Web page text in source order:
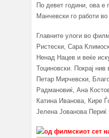
По девет години, ова
Манчевски го работи
Главните улоги во
Ристески, Сара
Ненад Нацев и веќе
Тоциновски. Покрај
Петар Мирчевски,
Радмановиќ, Ана
Катина Иванова, Кире
Јелена Јованова Периќ